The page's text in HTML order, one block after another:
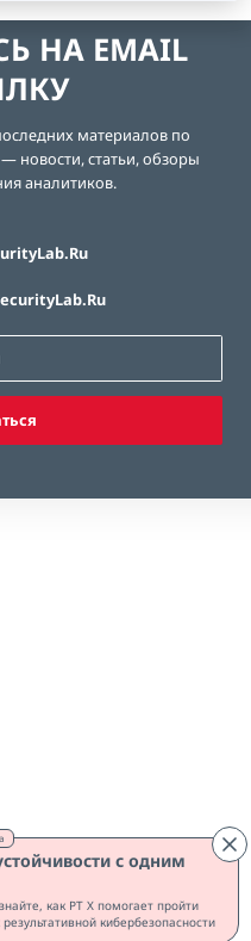
с одним
как PT X помогает пройти
кибербезопасности
НА EMAIL
материалов по
новости, статьи, обзоры
аналитиков.